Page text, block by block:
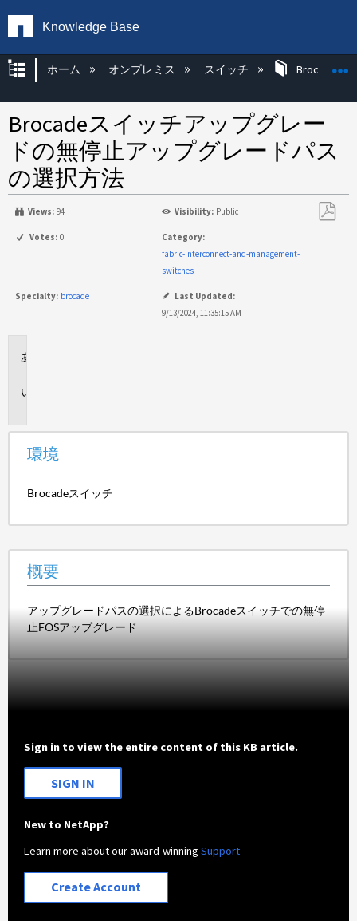
Knowledge Base
グローバル階層を展開/折りたたむ
ホーム オンプレミス スイッチ Brocade KB
Brocadeスイッチアップグレー
ドの無停止アップグレードパス
の選択方法
Views: 94 Visibility: Public
Votes: 0
Category:
fabric-interconnect-and-management-
switches
Specialty: brocade
Last Updated:
9/13/2024, 11:35:15 AM
環境
Brocadeスイッチ
概要
アップグレードパスの選択によるBrocadeスイッチでの無停
止FOSアップグレード
Sign in to view the entire content of this KB article.
SIGN IN
New to NetApp?
Learn more about our award-winningSupport
Create Account